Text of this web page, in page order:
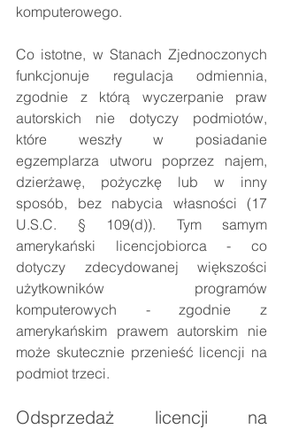
komputerowego.
Co istotne, w Stanach Zjednoczonych
funkcjonuje regulacja odmiennia,
zgodnie z którą wyczerpanie praw
autorskich nie dotyczy podmiotów,
które weszły w posiadanie
egzemplarza utworu poprzez najem,
dzierżawę, pożyczkę lub w inny
sposób, bez nabycia własności (17
U.S.C. § 109(d)). Tym samym
amerykański licencjobiorca - co
dotyczy zdecydowanej większości
użytkowników programów
komputerowych - zgodnie z
amerykańskim prawem autorskim nie
może skutecznie przenieść licencji na
podmiot trzeci.
Odsprzedaż licencji na